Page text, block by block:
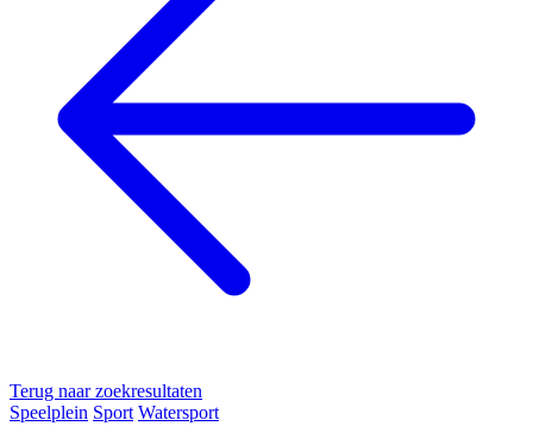
Terug naar zoekresultaten
Speelplein Sport Watersport